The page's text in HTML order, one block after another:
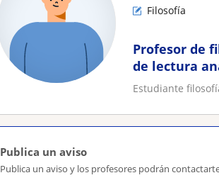
Filosofía
Profesor de
de lectura
Estudiante
Publica un aviso
Publica un aviso y los profesores podrán